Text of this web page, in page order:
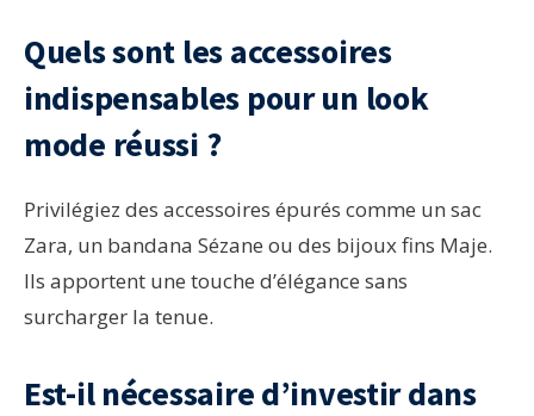
Quels sont les accessoires
indispensables pour un look
mode réussi ?
Privilégiez des accessoires épurés comme un sac
Zara, un bandana Sézane ou des bijoux fins Maje.
Ils apportent une touche d’élégance sans
surcharger la tenue.
Est-il nécessaire d’investir dans